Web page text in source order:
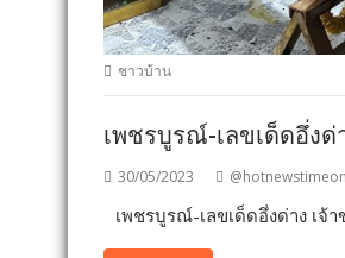
ชาวบ้าน
เพชรบูรณ์-เลขเด็ดอึ่ง
30/05/2023
เพชรบูรณ์-เลขเด็ดอึ่งด่าง เจ้